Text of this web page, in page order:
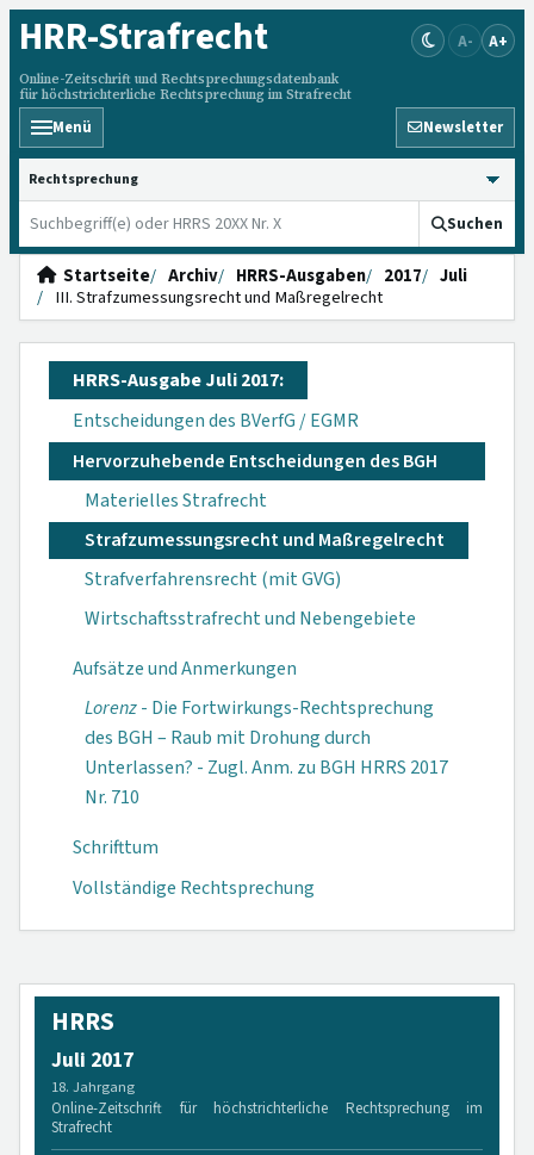
HRR-Strafrecht
Online-Zeitschrift und Rechtsprechungsdatenbank
für höchstrichterliche Rechtsprechung im Strafrecht
A- A+
Menü Newsletter
HRRS durchsuchen
Suchen
Startseite Archiv HRRS-Ausgaben 2017
Juli
III. Strafzumessungsrecht und Maßregelrecht
HRRS-Ausgabe Juli 2017:
Entscheidungen des BVerfG / EGMR
Hervorzuhebende Entscheidungen des BGH
Materielles Strafrecht
Strafzumessungsrecht und Maßregelrecht
Strafverfahrensrecht (mit GVG)
Wirtschaftsstrafrecht und Nebengebiete
Aufsätze und Anmerkungen
Lorenz- Die Fortwirkungs-Rechtsprechung
des BGH – Raub mit Drohung durch
Unterlassen? - Zugl. Anm. zu BGH HRRS 2017
Nr. 710
Schrifttum
Vollständige Rechtsprechung
HRRS
Juli 2017
18. Jahrgang
Online-Zeitschrift für höchstrichterliche Rechtsprechung im
Strafrecht